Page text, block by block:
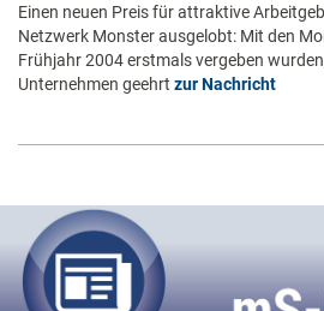
Einen neuen Preis für attraktive
Netzwerk Monster ausgelobt: Mit den
Frühjahr 2004 erstmals vergeben
Unternehmen geehrt zur Nachricht